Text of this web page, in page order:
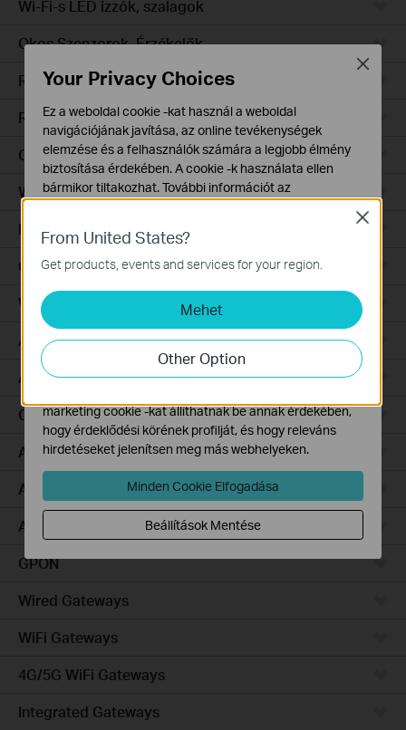
Wi-Fi-s LED izzók, szalagok
Okos Szenzorok, Érzékelők
Robotporszívók
Robotporszívó tartozékok
Ceiling Mount
Wall Plate
Desktop
Outdoor
Wireless Bridge
Aggregation
Access
Campus
Access Pro
Access Plus
Access Max
GPON
Wired Gateways
WiFi Gateways
4G/5G WiFi Gateways
Integrated Gateways
From United States?
Get products, events and services for your region.
Mehet
Other Option
Close
Your Privacy Choices
Ez a weboldal cookie -kat használ a weboldal
navigációjának javítása, az online tevékenységek
elemzése és a felhasználók számára a legjobb élmény
biztosítása érdekében. A cookie -k használata ellen
bármikor tiltakozhat. További információt az
Alap Cookie-k
Ezek a cookie -k a webhely működéséhez szükségesek,
és nem tilthatók le a rendszereiben.
Marketing és Elemző Cookie-k
Az elemző cookie -k lehetővé teszik számunkra, hogy
elemezzük weboldalunkon végzett tevékenységeit, hogy
javítsuk és módosítsuk webhelyünk működését.
marketing cookie -kat állíthatnak be annak érdekében,
hogy érdeklődési körének profilját, és hogy releváns
hirdetéseket jelenítsen meg más webhelyeken.
Minden Cookie Elfogadása
Beállítások Mentése
Close